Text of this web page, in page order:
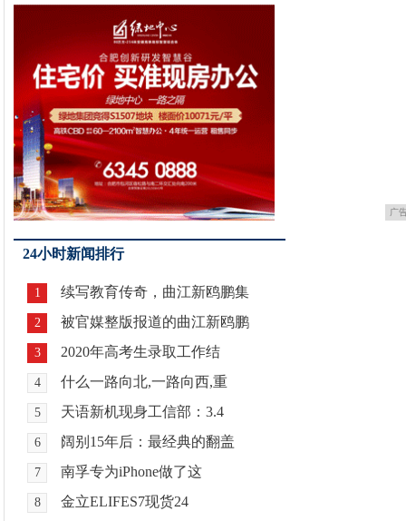
广
24小时新闻排行
1 续写教育传奇，曲江新鸥鹏集
2 被官媒整版报道的曲江新鸥鹏
3 2020年高考生录取工作结
4 什么一路向北,一路向西,重
5 天语新机现身工信部：3.4
6 阔别15年后：最经典的翻盖
7 南孚专为iPhone做了这
8 金立ELIFES7现货24